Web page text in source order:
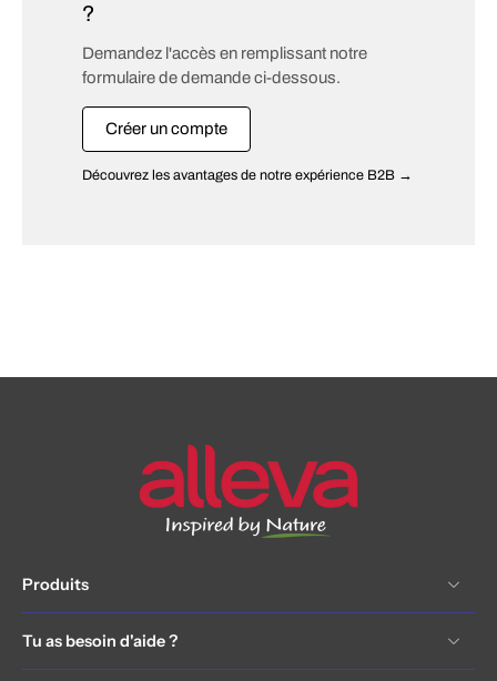
?
Demandez l'accès en remplissant notre
formulaire de demande ci-dessous.
Créer un compte
Postuler maintenant
Découvrez les avantages de notre expérience B2B →
Produits
Tu as besoin d'aide ?